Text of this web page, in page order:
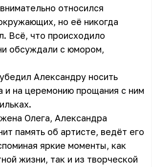
относился
но её никогда
Всё, что происходило
обсуждали с юмором,
Александру носить
и на церемонию прощания с ним
Олега, Александра
память об артисте, ведёт его
яркие моменты, как
жизни, так и из творческой